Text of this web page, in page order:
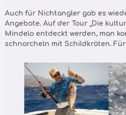
Auch für Nichtangler gab es
Angebote. Auf der Tour „Die
Mindelo entdeckt werden, man
schnorcheln mit Schildkröten.